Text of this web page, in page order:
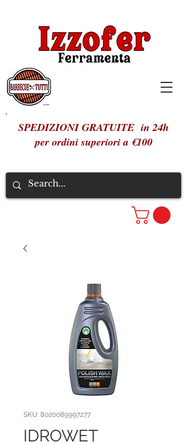
SPEDIZIONI GRATUITE in 24h
per ordini superiori a €100
SKU: 8020089997277
IDROWET